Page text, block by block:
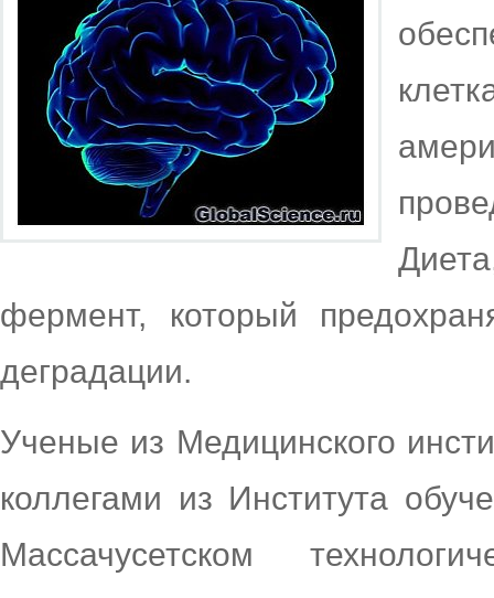
фермент, который
деградации.
Ученые из Медицинского
коллегами из Института
Массачусетском